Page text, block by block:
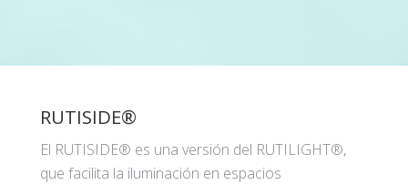
RUTISIDE®
El RUTISIDE® es una versión del RUTILIGHT®,
que facilita la iluminación en espacios